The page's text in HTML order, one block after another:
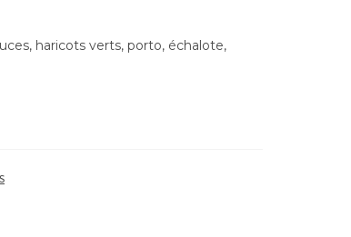
haricots verts, porto, échalote,